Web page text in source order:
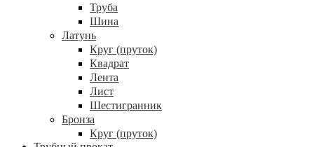
Труба
Шина
Латунь
Круг (пруток)
Квадрат
Лента
Лист
Шестигранник
Бронза
Круг (пруток)